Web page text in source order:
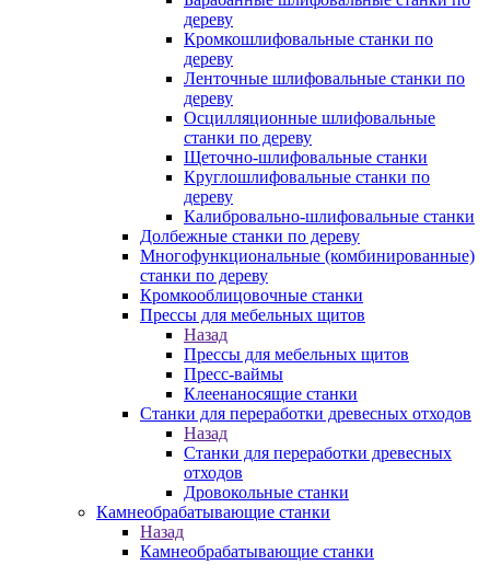
дереву
Кромкошлифовальные станки по
дереву
Ленточные шлифовальные станки по
дереву
Осцилляционные шлифовальные
станки по дереву
Щеточно-шлифовальные станки
Круглошлифовальные станки по
дереву
Калибровально-шлифовальные станки
Долбежные станки по дереву
Многофункциональные (комбинированные)
станки по дереву
Кромкооблицовочные станки
Прессы для мебельных щитов
Назад
Прессы для мебельных щитов
Пресс-ваймы
Клеенаносящие станки
Станки для переработки древесных отходов
Назад
Станки для переработки древесных
отходов
Дровокольные станки
Камнеобрабатывающие станки
Назад
Камнеобрабатывающие станки